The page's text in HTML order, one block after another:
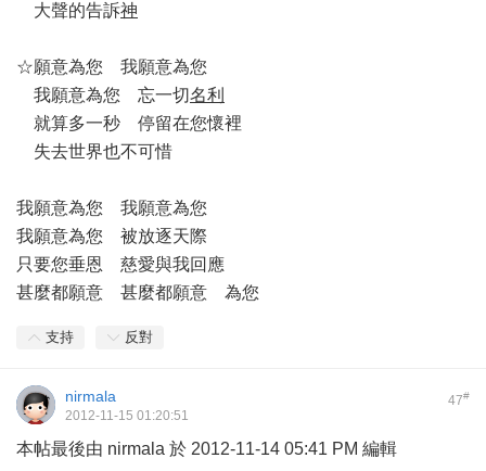
大聲的告訴神
☆願意為您 我願意為您
我願意為您 忘一切名利
就算多一秒 停留在您懷裡
失去世界也不可惜
我願意為您 我願意為您
我願意為您 被放逐天際
只要您垂恩 慈愛與我回應
甚麼都願意 甚麼都願意 為您
支持 反對
47#
nirmala
2012-11-15 01:20:51
本帖最後由 nirmala 於 2012-11-14 05:41 PM 編輯